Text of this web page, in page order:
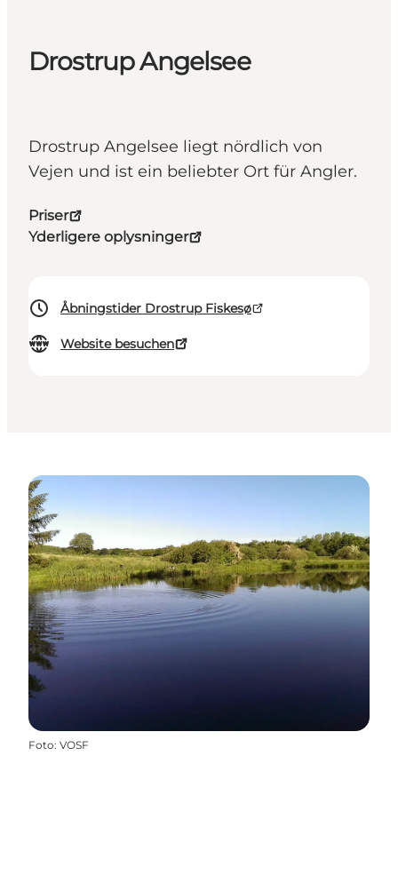
Drostrup Angelsee
Drostrup Angelsee liegt nördlich von
Vejen und ist ein beliebter Ort für Angler.
Priser
Yderligere oplysninger
Åbningstider Drostrup Fiskesø
Website besuchen
Foto: VOSF